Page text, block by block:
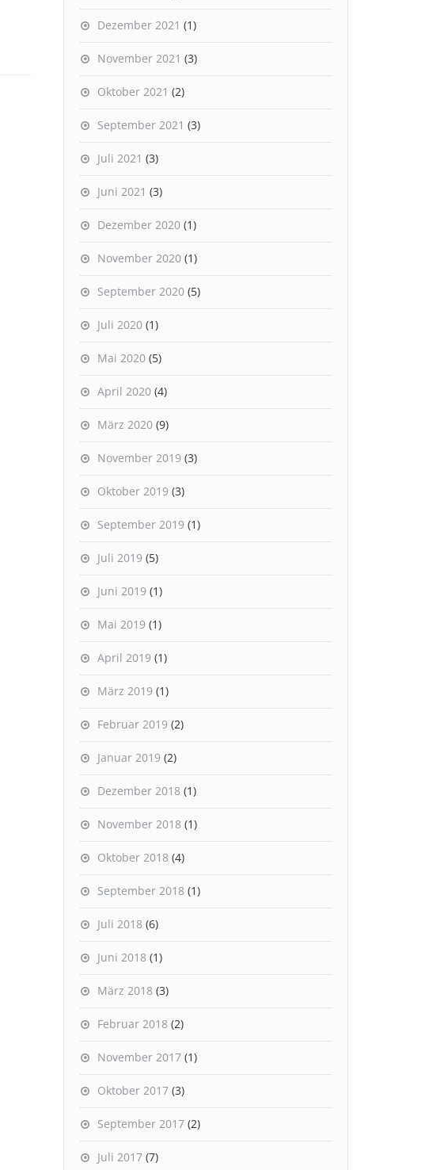
Dezember 2021 (1)
November 2021 (3)
Oktober 2021 (2)
September 2021 (3)
Juli 2021 (3)
Juni 2021 (3)
Dezember 2020 (1)
November 2020 (1)
September 2020 (5)
Juli 2020 (1)
Mai 2020 (5)
April 2020 (4)
März 2020 (9)
November 2019 (3)
Oktober 2019 (3)
September 2019 (1)
Juli 2019 (5)
Juni 2019 (1)
Mai 2019 (1)
April 2019 (1)
März 2019 (1)
Februar 2019 (2)
Januar 2019 (2)
Dezember 2018 (1)
November 2018 (1)
Oktober 2018 (4)
September 2018 (1)
Juli 2018 (6)
Juni 2018 (1)
März 2018 (3)
Februar 2018 (2)
November 2017 (1)
Oktober 2017 (3)
September 2017 (2)
Juli 2017 (7)